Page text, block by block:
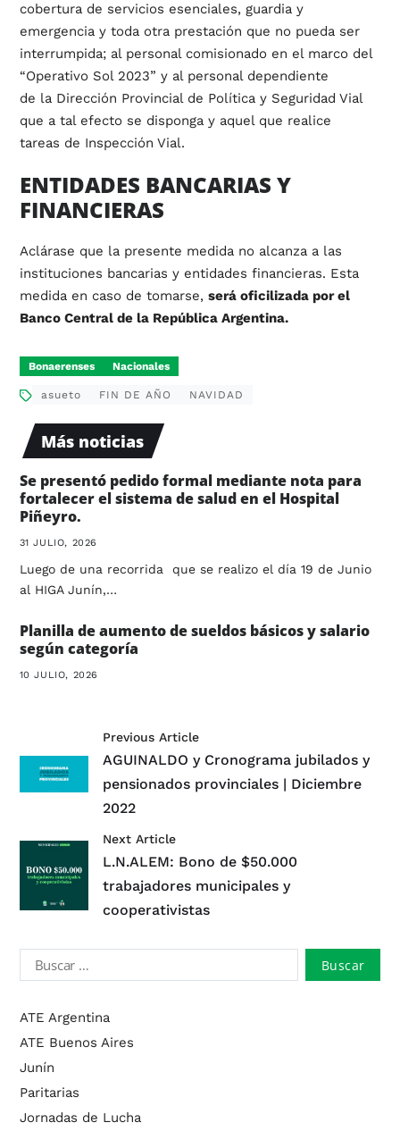
cobertura de servicios esenciales, guardia y
emergencia y toda otra prestación que no pueda ser
interrumpida; al personal comisionado en el marco del
“Operativo Sol 2023” y al personal dependiente
de la Dirección Provincial de Política y Seguridad Vial
que a tal efecto se disponga y aquel que realice
tareas de Inspección Vial.
ENTIDADES BANCARIAS Y
FINANCIERAS
Aclárase que la presente medida no alcanza a las
instituciones bancarias y entidades financieras. Esta
medida en caso de tomarse, será oficilizada por el
Banco Central de la República Argentina.
Bonaerenses Nacionales
asueto FIN DE AÑO NAVIDAD
Más noticias
Se presentó pedido formal mediante nota para
fortalecer el sistema de salud en el Hospital
Piñeyro.
31 JULIO, 2026
Luego de una recorrida que se realizo el día 19 de Junio
al HIGA Junín,…
Planilla de aumento de sueldos básicos y salario
según categoría
10 JULIO, 2026
Previous Article
AGUINALDO y Cronograma jubilados y
pensionados provinciales | Diciembre
2022
Next Article
L.N.ALEM: Bono de $50.000
trabajadores municipales y
cooperativistas
ATE Argentina
ATE Buenos Aires
Junín
Paritarias
Jornadas de Lucha